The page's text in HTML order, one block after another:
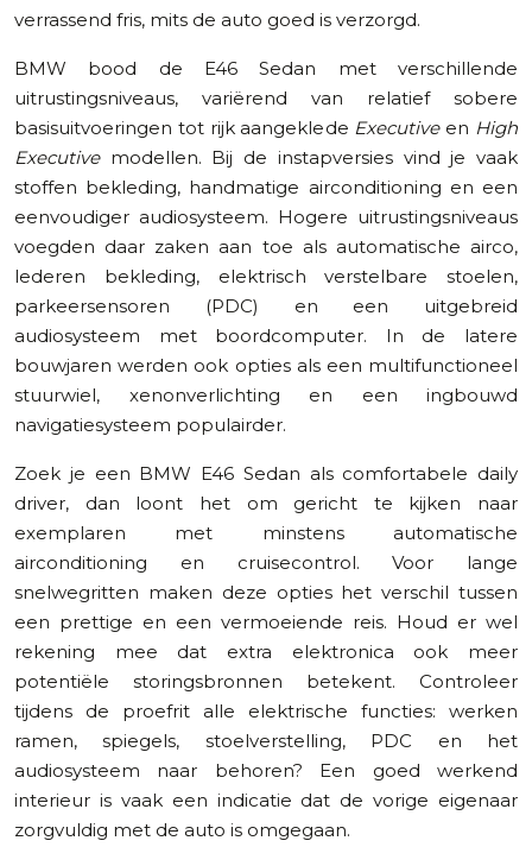
verrassend fris, mits de auto goed is verzorgd.
BMW bood de E46 Sedan met verschillende
uitrustingsniveaus, variërend van relatief sobere
basisuitvoeringen tot rijk aangeklede Executiveen High
Executivemodellen. Bij de instapversies vind je vaak
stoffen bekleding, handmatige airconditioning en een
eenvoudiger audiosysteem. Hogere uitrustingsniveaus
voegden daar zaken aan toe als automatische airco,
lederen bekleding, elektrisch verstelbare stoelen,
parkeersensoren (PDC) en een uitgebreid
audiosysteem met boordcomputer. In de latere
bouwjaren werden ook opties als een multifunctioneel
stuurwiel, xenonverlichting en een ingbouwd
navigatiesysteem populairder.
Zoek je een BMW E46 Sedan als comfortabele daily
driver, dan loont het om gericht te kijken naar
exemplaren met minstens automatische
airconditioning en cruisecontrol. Voor lange
snelwegritten maken deze opties het verschil tussen
een prettige en een vermoeiende reis. Houd er wel
rekening mee dat extra elektronica ook meer
potentiële storingsbronnen betekent. Controleer
tijdens de proefrit alle elektrische functies: werken
ramen, spiegels, stoelverstelling, PDC en het
audiosysteem naar behoren? Een goed werkend
interieur is vaak een indicatie dat de vorige eigenaar
zorgvuldig met de auto is omgegaan.